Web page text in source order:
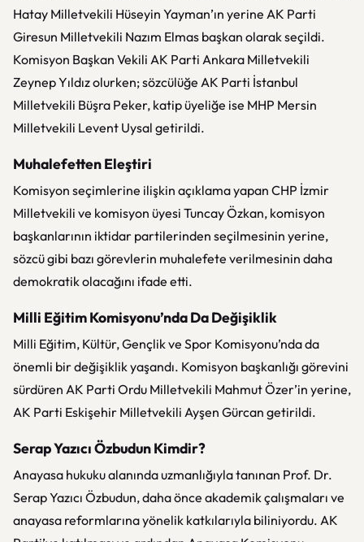
Hatay Milletvekili Hüseyin Yayman’ın yerine AK Parti
Giresun Milletvekili Nazım Elmas başkan olarak seçildi.
Komisyon Başkan Vekili AK Parti Ankara Milletvekili
Zeynep Yıldız olurken; sözcülüğe AK Parti İstanbul
Milletvekili Büşra Peker, katip üyeliğe ise MHP Mersin
Milletvekili Levent Uysal getirildi.
Muhalefetten Eleştiri
Komisyon seçimlerine ilişkin açıklama yapan CHP İzmir
Milletvekili ve komisyon üyesi Tuncay Özkan, komisyon
başkanlarının iktidar partilerinden seçilmesinin yerine,
sözcü gibi bazı görevlerin muhalefete verilmesinin daha
demokratik olacağını ifade etti.
Milli Eğitim Komisyonu’nda Da Değişiklik
Milli Eğitim, Kültür, Gençlik ve Spor Komisyonu’nda da
önemli bir değişiklik yaşandı. Komisyon başkanlığı görevini
sürdüren AK Parti Ordu Milletvekili Mahmut Özer’in yerine,
AK Parti Eskişehir Milletvekili Ayşen Gürcan getirildi.
Serap Yazıcı Özbudun Kimdir?
Anayasa hukuku alanında uzmanlığıyla tanınan Prof. Dr.
Serap Yazıcı Özbudun, daha önce akademik çalışmaları ve
anayasa reformlarına yönelik katkılarıyla biliniyordu. AK